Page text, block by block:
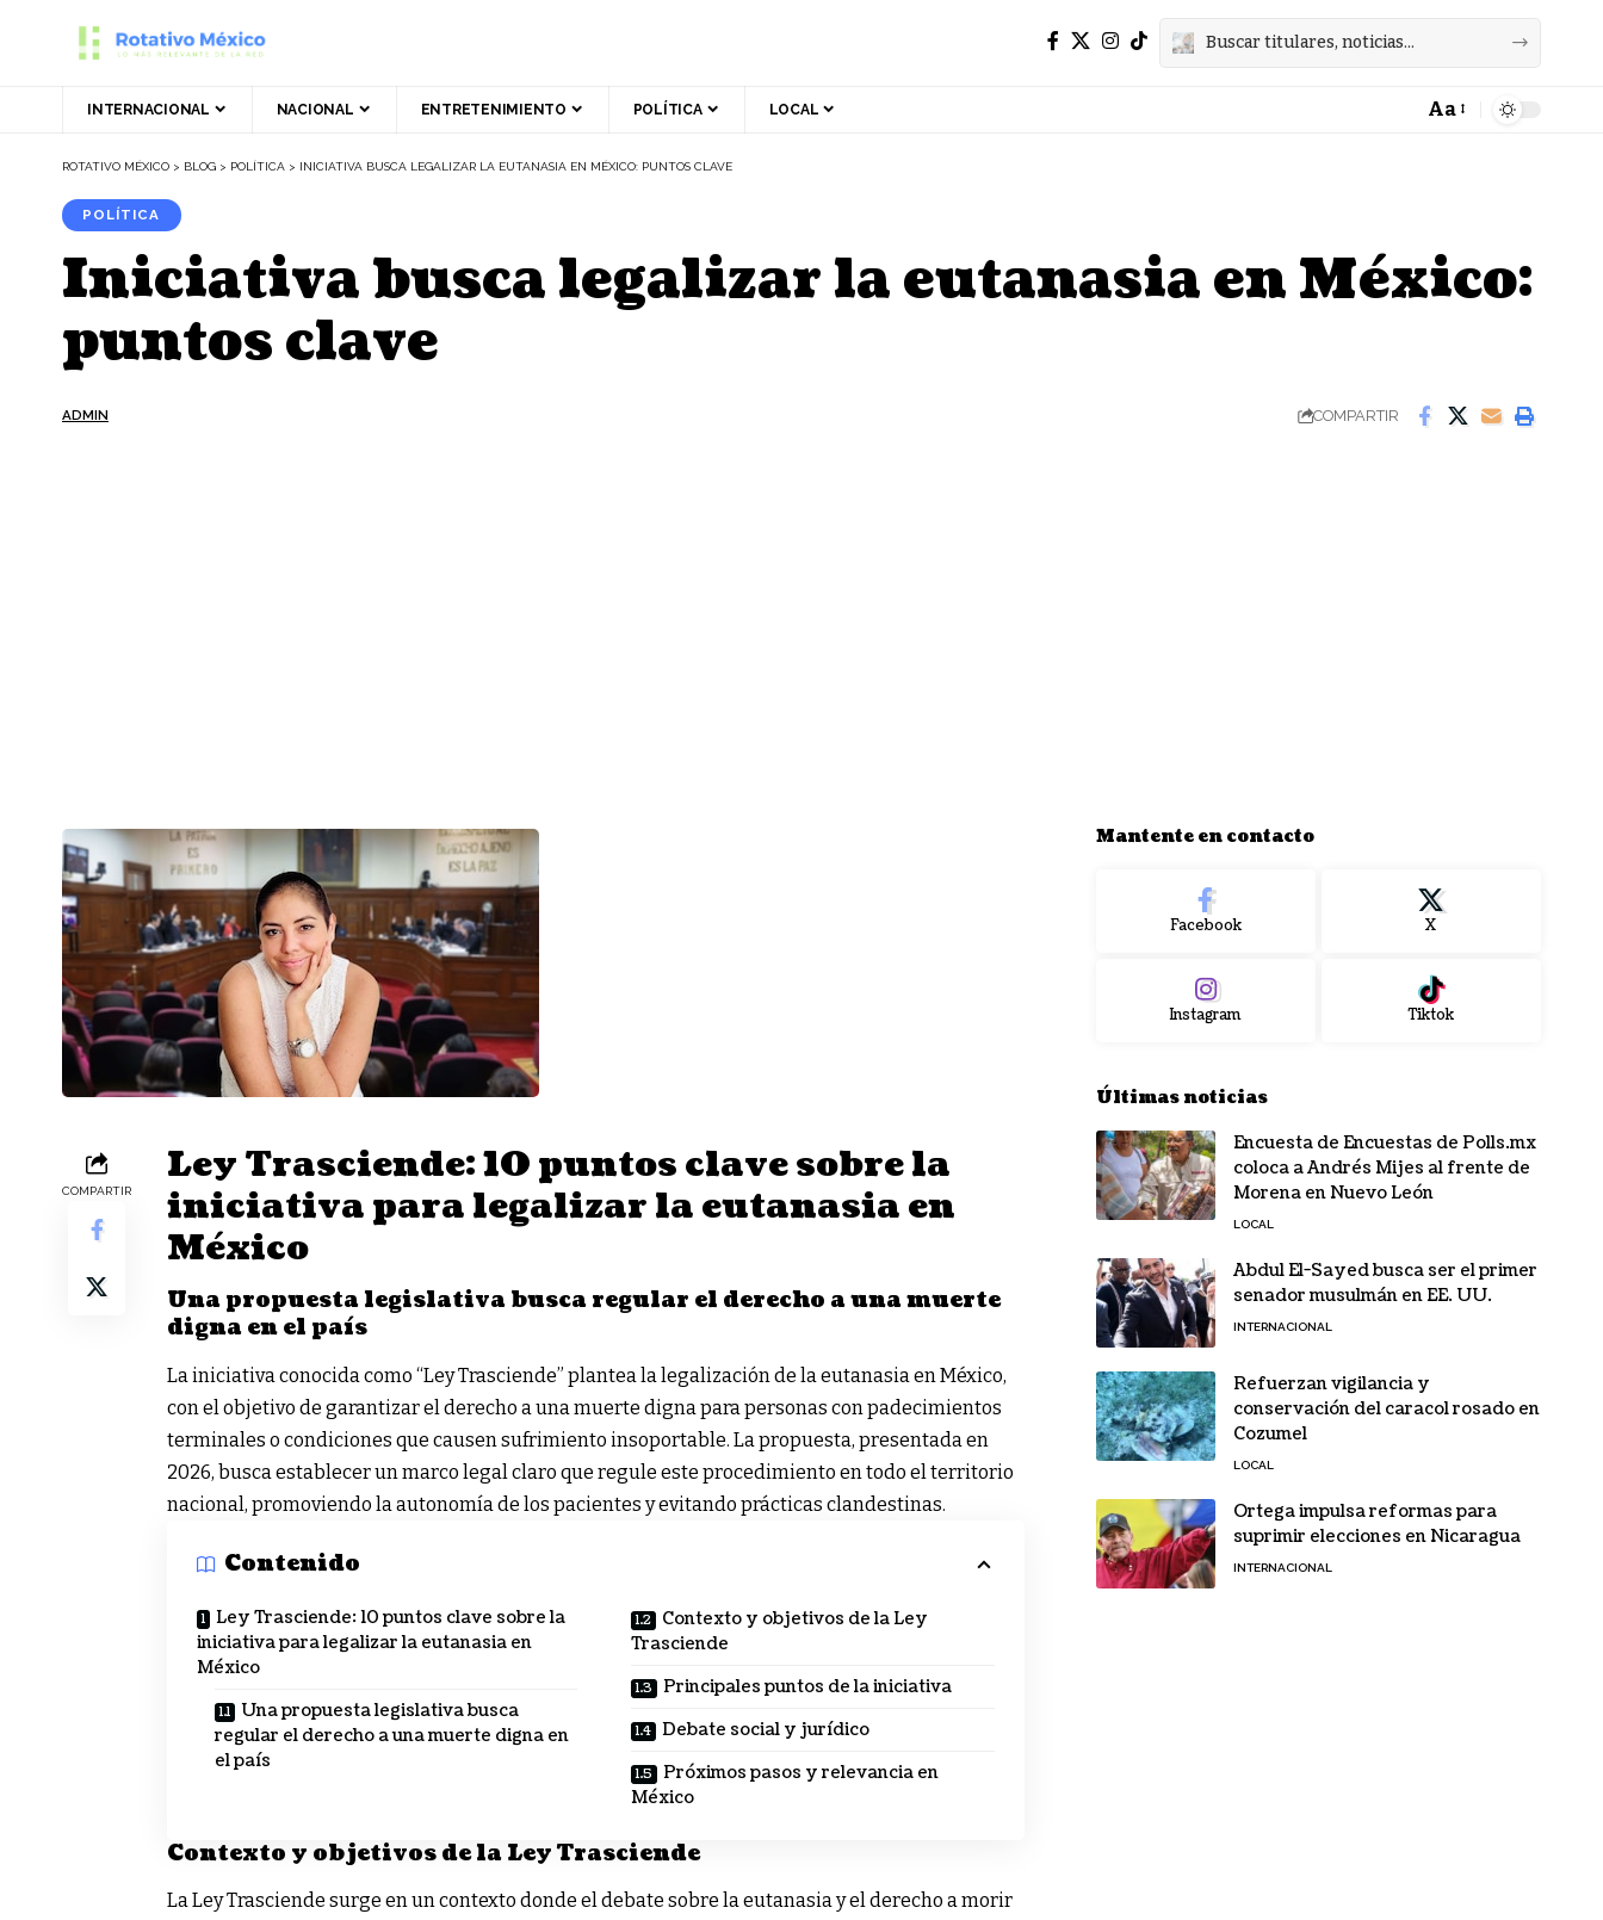
INTERNACIONAL NACIONAL ENTRETENIMIENTO POLÍTICA LOCAL Aa
ROTATIVO MÉXICO > BLOG > POLÍTICA > INICIATIVA BUSCA LEGALIZAR LA EUTANASIA EN MÉXICO: PUNTOS CLAVE
POLÍTICA
Iniciativa busca legalizar la eutanasia en México:
puntos clave
ADMIN COMPARTIR
COMPARTIR
Ley Trasciende: 10 puntos clave sobre la
iniciativa para legalizar la eutanasia en
México
Una propuesta legislativa busca regular el derecho a una muerte
digna en el país
La iniciativa conocida como “Ley Trasciende” plantea la legalización de la eutanasia en México,
con el objetivo de garantizar el derecho a una muerte digna para personas con padecimientos
terminales o condiciones que causen sufrimiento insoportable. La propuesta, presentada en
2026, busca establecer un marco legal claro que regule este procedimiento en todo el territorio
nacional, promoviendo la autonomía de los pacientes y evitando prácticas clandestinas.
Contenido
Ley Trasciende: 10 puntos clave sobre la
iniciativa para legalizar la eutanasia en
México
Una propuesta legislativa busca
regular el derecho a una muerte digna en
el país
Contexto y objetivos de la Ley
Trasciende
Principales puntos de la iniciativa
Debate social y jurídico
Próximos pasos y relevancia en
México
Contexto y objetivos de la Ley Trasciende
La Ley Trasciende surge en un contexto donde el debate sobre la eutanasia y el derecho a morir
Mantente en contacto
Facebook X
Instagram Tiktok
Últimas noticias
Encuesta de Encuestas de Polls.mx
coloca a Andrés Mijes al frente de
Morena en Nuevo León
LOCAL
Abdul El-Sayed busca ser el primer
senador musulmán en EE. UU.
INTERNACIONAL
Refuerzan vigilancia y
conservación del caracol rosado en
Cozumel
LOCAL
Ortega impulsa reformas para
suprimir elecciones en Nicaragua
INTERNACIONAL